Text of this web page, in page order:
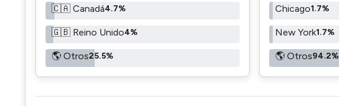
🇨🇦 Canadá4.7%
🇬🇧 Reino Unido4%
🌎 Otros25.5%
Chicago1.7%
New York1.7%
🌎 Otros94.2%